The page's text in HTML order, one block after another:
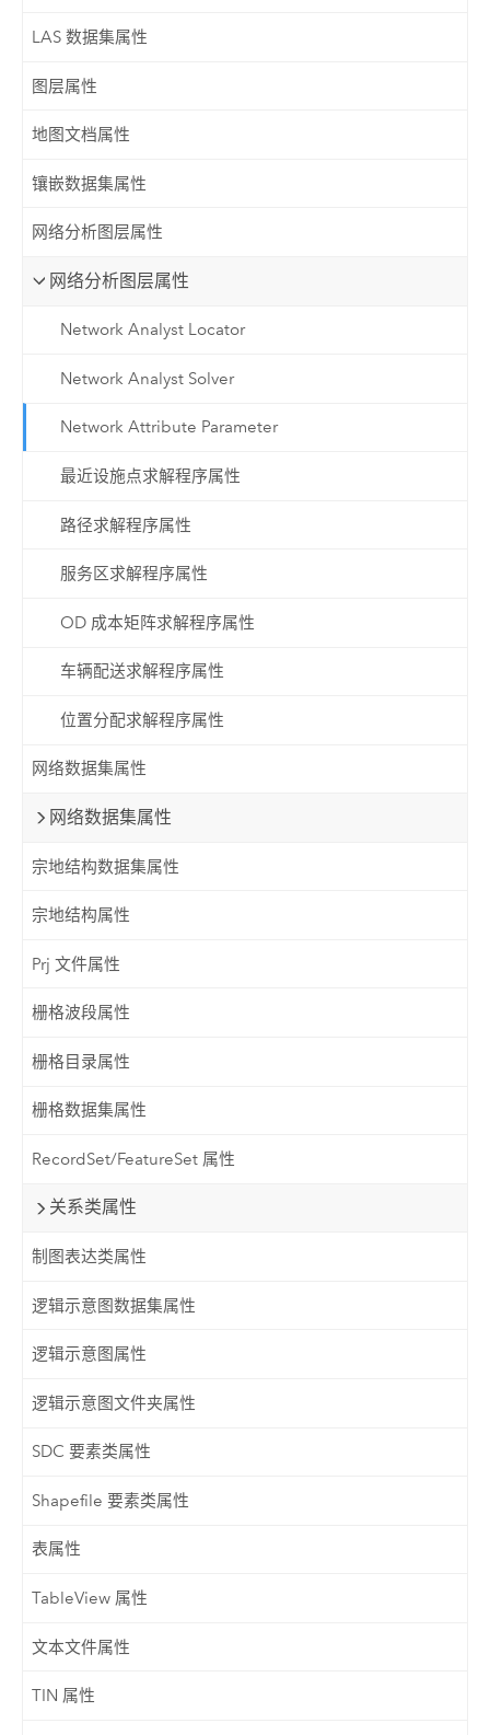
LAS 数据集属性
图层属性
地图文档属性
镶嵌数据集属性
网络分析图层属性
网络分析图层属性
Network Analyst Locator
Network Analyst Solver
Network Attribute Parameter
最近设施点求解程序属性
路径求解程序属性
服务区求解程序属性
OD 成本矩阵求解程序属性
车辆配送求解程序属性
位置分配求解程序属性
网络数据集属性
网络数据集属性
宗地结构数据集属性
宗地结构属性
Prj 文件属性
栅格波段属性
栅格目录属性
栅格数据集属性
RecordSet/FeatureSet 属性
关系类属性
制图表达类属性
逻辑示意图数据集属性
逻辑示意图属性
逻辑示意图文件夹属性
SDC 要素类属性
Shapefile 要素类属性
表属性
TableView 属性
文本文件属性
TIN 属性